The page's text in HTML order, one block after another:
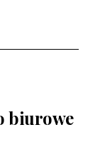
biurowe